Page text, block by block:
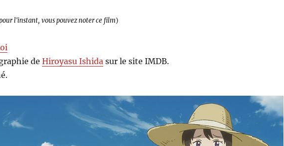
l'instant, vous pouvez noter ce film)
deHiroyasu Ishida sur le site IMDB.